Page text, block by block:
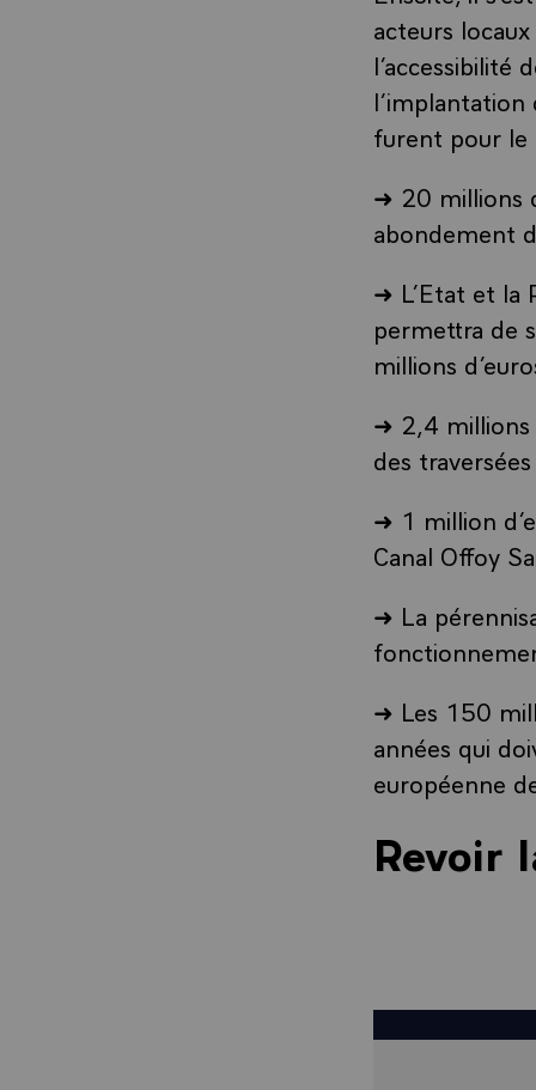
acteurs
l’accessibilité
furent pour le
➜ 20 millions
abondement
➜ L’Etat et la
permettra de
millions
➜ 2,4 millions
des
➜ 1 million
Canal Offoy
➜ La
➜ Les 150
années qui
européenne
Revoir